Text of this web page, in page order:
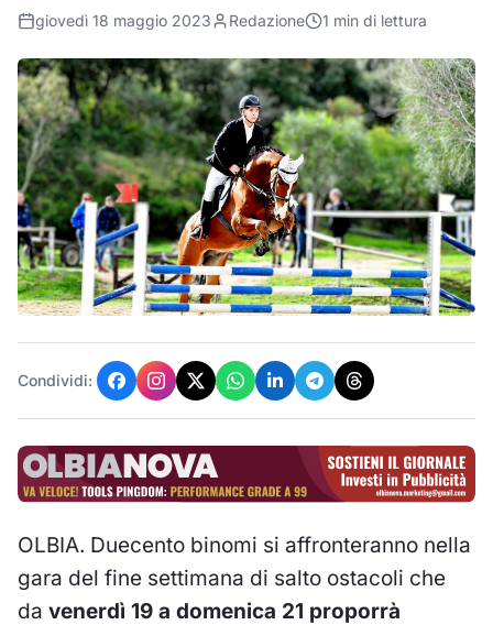
giovedì 18 maggio 2023 Redazione 1 min di lettura
Condividi:
OLBIA. Duecento binomi si affronteranno nella
gara del fine settimana di salto ostacoli che
da venerdì 19 a domenica 21 proporrà